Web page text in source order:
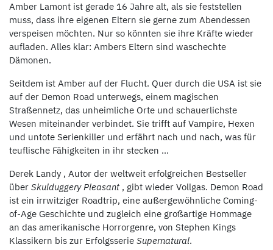
Amber Lamont ist gerade 16 Jahre alt, als sie feststellen
muss, dass ihre eigenen Eltern sie gerne zum Abendessen
verspeisen möchten. Nur so könnten sie ihre Kräfte wieder
aufladen. Alles klar: Ambers Eltern sind waschechte
Dämonen.
Seitdem ist Amber auf der Flucht. Quer durch die USA ist sie
auf der Demon Road unterwegs, einem magischen
Straßennetz, das unheimliche Orte und schauerlichste
Wesen miteinander verbindet. Sie trifft auf Vampire, Hexen
und untote Serienkiller und erfährt nach und nach, was für
teuflische Fähigkeiten in ihr stecken ...
Derek Landy , Autor der weltweit erfolgreichen Bestseller
über Skulduggery Pleasant , gibt wieder Vollgas. Demon Road
ist ein irrwitziger Roadtrip, eine außergewöhnliche Coming-
of-Age Geschichte und zugleich eine großartige Hommage
an das amerikanische Horrorgenre, von Stephen Kings
Klassikern bis zur Erfolgsserie Supernatural.